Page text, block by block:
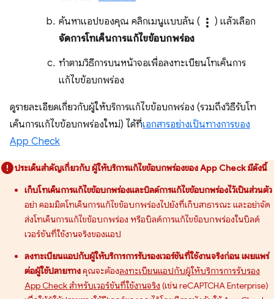
ค้นหาแอปของคุณ คลิกเมนูแบบล้น ( more_vert ) แล้วเลือก
จัดการโทเค็นการแก้ไขข้อบกพร่อง
ทำตามวิธีการบนหน้าจอเพื่อลงทะเบียนโทเค็นการ
แก้ไขข้อบกพร่อง
ดูรายละเอียดเกี่ยวกับผู้ให้บริการแก้ไขข้อบกพร่อง (รวมถึงวิธีรับโท
เค็นการแก้ไขข้อบกพร่องใหม่) ได้ที่เอกสารอย่างเป็นทางการของ
App Check
ประเด็นสำคัญเกี่ยวกับ ผู้ให้บริการแก้ไขข้อบกพร่องของ App Check มีดังนี้
เก็บโทเค็นการแก้ไขข้อบกพร่องและบิลด์การแก้ไขข้อบกพร่องไว้เป็นส่วนตัว
อย่า คอมมิตโทเค็นการแก้ไขข้อบกพร่องไปยังที่เก็บสาธารณะ และอย่าจัด
ส่งโทเค็นการแก้ไขข้อบกพร่อง หรือบิลด์การแก้ไขข้อบกพร่องในบิลด์
เวอร์ชันที่ใช้งานจริงของแอป
ลงทะเบียนแอปกับผู้ให้บริการการรับรองเวอร์ชันที่ใช้งานจริงก่อน เผยแพร่
ต่อผู้ใช้ปลายทางคุณจะต้องลงทะเบียนแอปกับผู้ให้บริการการรับรอง
App Check สำหรับเวอร์ชันที่ใช้งานจริง (เช่น reCAPTCHA Enterprise)